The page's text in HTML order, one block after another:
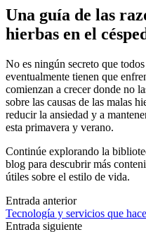
Una guía de las
hierbas en el césped
No es ningún secreto que
eventualmente tienen que
comienzan a crecer donde no
sobre las causas de las malas
reducir la ansiedad y a
esta primavera y verano.
Continúe explorando la
blog para descubrir más
útiles sobre el estilo de vida.
Navegación
de
Entrada anterior
Tecnología y servicios que
Entrada siguiente